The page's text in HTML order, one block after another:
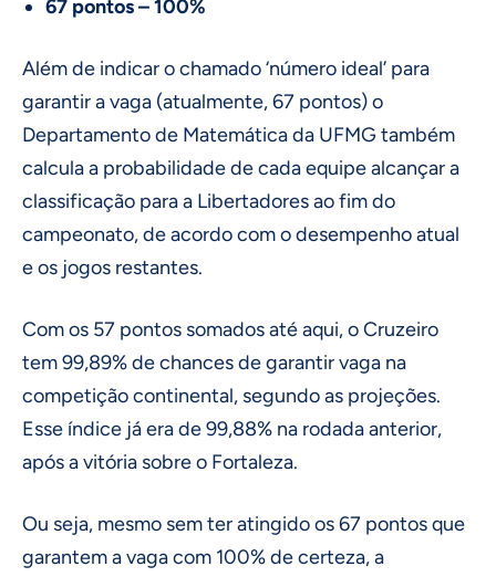
67 pontos – 100%
Além de indicar o chamado ‘número ideal’ para
garantir a vaga (atualmente, 67 pontos) o
Departamento de Matemática da UFMG também
calcula a probabilidade de cada equipe alcançar a
classificação para a Libertadores ao fim do
campeonato, de acordo com o desempenho atual
e os jogos restantes.
Com os 57 pontos somados até aqui, o Cruzeiro
tem 99,89% de chances de garantir vaga na
competição continental, segundo as projeções.
Esse índice já era de 99,88% na rodada anterior,
após a vitória sobre o Fortaleza.
Ou seja, mesmo sem ter atingido os 67 pontos que
garantem a vaga com 100% de certeza, a